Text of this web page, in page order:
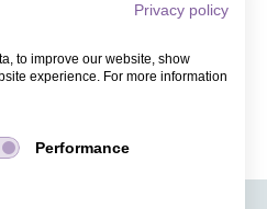
Privacy policy
to improve our website, show
experience. For more information
Performance